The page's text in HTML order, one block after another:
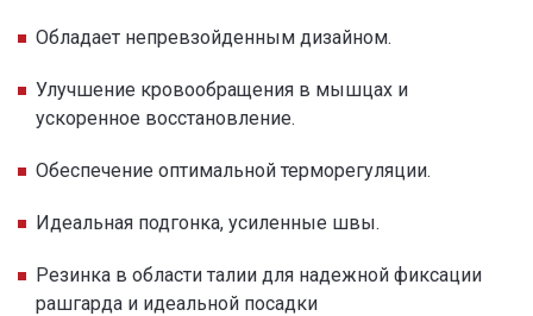
Обладает непревзойденным дизайном.
Улучшение кровообращения в мышцах и
ускоренное восстановление.
Обеспечение оптимальной терморегуляции.
Идеальная подгонка, усиленные швы.
Резинка в области талии для надежной фиксации
рашгарда и идеальной посадки